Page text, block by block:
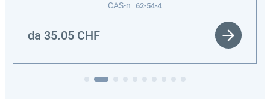
CAS-n 62-54-4
da35.05 CHF